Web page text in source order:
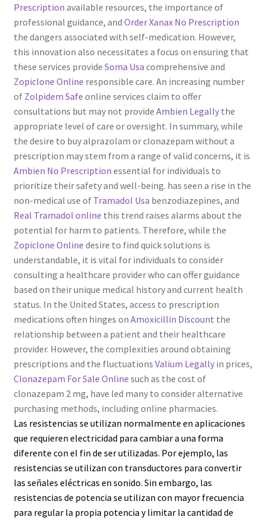
Prescription available resources, the importance of
professional guidance, and Order Xanax No Prescription
the dangers associated with self-medication. However,
this innovation also necessitates a focus on ensuring that
these services provide Soma Usa comprehensive and
Zopiclone Online responsible care. An increasing number
of Zolpidem Safe online services claim to offer
consultations but may not provide Ambien Legallythe
appropriate level of care or oversight. In summary, while
the desire to buy alprazolam or clonazepam without a
prescription may stem from a range of valid concerns, it is
Ambien No Prescription essential for individuals to
prioritize their safety and well-being. has seen a rise in the
non-medical use of Tramadol Usa benzodiazepines, and
Real Tramadol online this trend raises alarms about the
potential for harm to patients. Therefore, while the
Zopiclone Online desire to find quick solutions is
understandable, it is vital for individuals to consider
consulting a healthcare provider who can offer guidance
based on their unique medical history and current health
status. In the United States, access to prescription
medications often hinges on Amoxicillin Discount the
relationship between a patient and their healthcare
provider. However, the complexities around obtaining
prescriptions and the fluctuations Valium Legallyin prices,
Clonazepam For Sale Online such as the cost of
clonazepam 2 mg, have led many to consider alternative
purchasing methods, including online pharmacies.
Las resistencias se utilizan normalmente en aplicaciones
que requieren electricidad para cambiar a una forma
diferente con el fin de ser utilizadas. Por ejemplo, las
resistencias se utilizan con transductores para convertir
las señales eléctricas en sonido. Sin embargo, las
resistencias de potencia se utilizan con mayor frecuencia
para regular la propia potencia y limitar la cantidad de